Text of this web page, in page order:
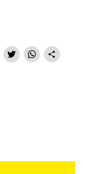
Facebook
Twitter